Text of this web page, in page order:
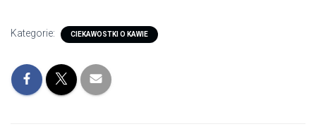
Kategorie: CIEKAWOSTKI O KAWIE